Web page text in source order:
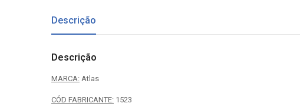
Descrição
Descrição
MARCA: Atlas
CÓD FABRICANTE: 1523